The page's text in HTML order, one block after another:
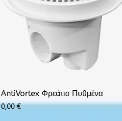
AntiVortex Φρεάτιο Πυθμένα
0,00€